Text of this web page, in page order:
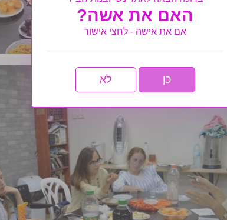
האם את אשה?
אם את אישה - לחצי אישור
כן לא